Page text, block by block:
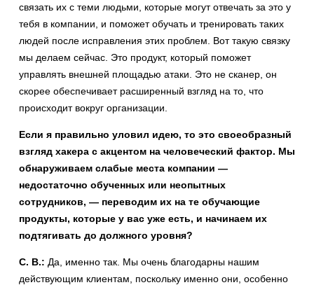
связать их с теми людьми, которые могут отвечать за это у
тебя в компании, и поможет обучать и тренировать таких
людей после исправления этих проблем. Вот такую связку
мы делаем сейчас. Это продукт, который поможет
управлять внешней площадью атаки. Это не сканер, он
скорее обеспечивает расширенный взгляд на то, что
происходит вокруг организации.
Если я правильно уловил идею, то это своеобразный
взгляд хакера с акцентом на человеческий фактор. Мы
обнаруживаем слабые места компании —
недостаточно обученных или неопытных
сотрудников, — переводим их на те обучающие
продукты, которые у вас уже есть, и начинаем их
подтягивать до должного уровня?
С. В.: Да, именно так. Мы очень благодарны нашим
действующим клиентам, поскольку именно они, особенно